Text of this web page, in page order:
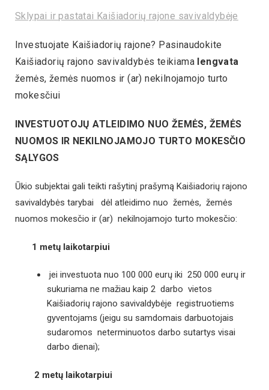
Sklypai ir pastatai Kaišiadorių rajone savivaldybėje
Investuojate Kaišiadorių rajone? Pasinaudokite
Kaišiadorių rajono savivaldybės teikiama lengvata
žemės, žemės nuomos ir (ar) nekilnojamojo turto
mokesčiui
INVESTUOTOJŲ ATLEIDIMO NUO ŽEMĖS, ŽEMĖS
NUOMOS IR NEKILNOJAMOJO TURTO MOKESČIO
SĄLYGOS
Ūkio subjektai gali teikti rašytinį prašymą Kaišiadorių rajono
savivaldybės tarybai dėl atleidimo nuo žemės, žemės
nuomos mokesčio ir (ar) nekilnojamojo turto mokesčio:
1 metų laikotarpiui
jei investuota nuo 100 000 eurų iki 250 000 eurų ir
sukuriama ne mažiau kaip 2 darbo vietos
Kaišiadorių rajono savivaldybėje registruotiems
gyventojams (jeigu su samdomais darbuotojais
sudaromos neterminuotos darbo sutartys visai
darbo dienai);
2 metų laikotarpiui